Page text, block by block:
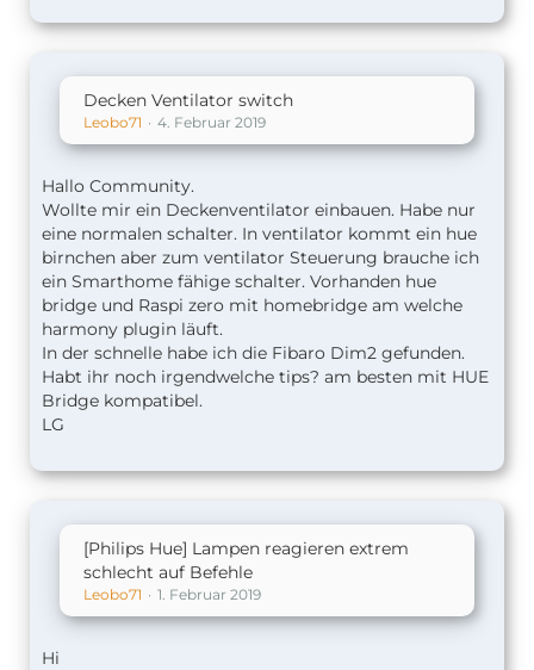
Decken Ventilator switch
Leobo71 4. Februar 2019
Hallo Community.
Wollte mir ein Deckenventilator einbauen. Habe nur
eine normalen schalter. In ventilator kommt ein hue
birnchen aber zum ventilator Steuerung brauche ich
ein Smarthome fähige schalter. Vorhanden hue
bridge und Raspi zero mit homebridge am welche
harmony plugin läuft.
In der schnelle habe ich die Fibaro Dim2 gefunden.
Habt ihr noch irgendwelche tips? am besten mit HUE
Bridge kompatibel.
LG
[Philips Hue] Lampen reagieren extrem
schlecht auf Befehle
Leobo71 1. Februar 2019
Hi